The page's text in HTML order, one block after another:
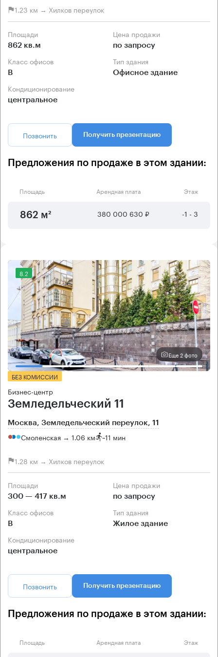
1.23 км → Хилков переулок
Площади
862 кв.м
Цена продажи
по запросу
Класс офисов
B
Тип здания
Офисное здание
Кондиционирование
центральное
Позвонить Получить презентацию
Предложения по продаже в этом здании:
Площадь Арендная плата Этаж
862 м² 380 000 630 ₽ -1 - 3
8.2
Еще 2 фото
БЕЗ КОМИССИИ
Бизнес-центр
Земледельческий 11
Москва, Земледельческий переулок, 11
Смоленская → 1.06 км ~11 мин
1.28 км → Хилков переулок
Площади
300 — 417 кв.м
Цена продажи
по запросу
Класс офисов
B
Тип здания
Жилое здание
Кондиционирование
центральное
Позвонить Получить презентацию
Предложения по продаже в этом здании:
Площадь Арендная плата Этаж